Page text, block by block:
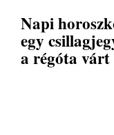
Napi
egy
a régóta várt